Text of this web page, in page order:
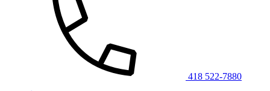
418 522-7880